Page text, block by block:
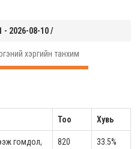
- 2026-08-10 /
хэргийн танхим
Тоо Хувь
гомдол,
820 33.5%